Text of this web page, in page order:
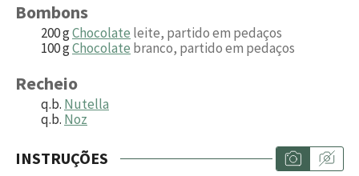
Bombons
200gChocolate leite, partido em pedaços
100gChocolate branco, partido em pedaços
Recheio
q.b. Nutella
q.b. Noz
INSTRUÇÕES